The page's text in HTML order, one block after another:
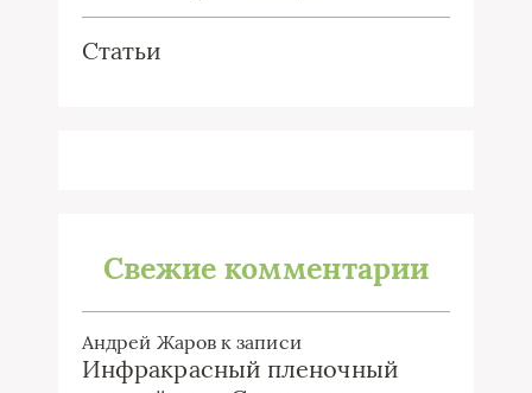
Статьи
Свежие комментарии
Андрей Жаровк записи
Инфракрасный пленочный